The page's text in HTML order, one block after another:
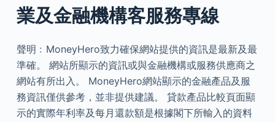
業及金融機構客服務專線
聲明﹕MoneyHero致力確保網站提供的資訊是最新及最
準確。 網站所顯示的資訊或與金融機構或服務供應商之
網站有所出入。 MoneyHero網站顯示的金融產品及服
務資訊僅供參考，並非提供建議。 貸款產品比較頁面顯
示的實際年利率及每月還款額是根據閣下所輸入的資料